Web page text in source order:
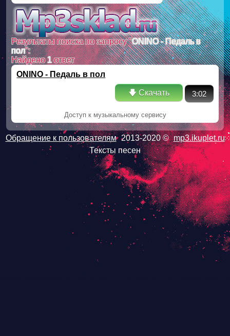
Результаты поиска по запросу "ONINO - Педаль в
пол":
Найдено1ответ
ONINO - Педаль в пол
🡇 Скачать 3:02
Доступ к музыкальному сервису
Обращение к пользователям 2013-2020 © mp3.ikuplet.ru
Тексты песен